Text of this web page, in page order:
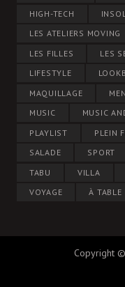
HIGH-TECH
LES ATELIERS MOVING
LES FILLES
LES
LIFESTYLE
MAQUILLAGE
MEN
MUSIC
MUSIC
PLAYLIST
PLEIN
SALADE
SPORT
TABU
VILLA
VOYAGE
À TABLE
Copyright